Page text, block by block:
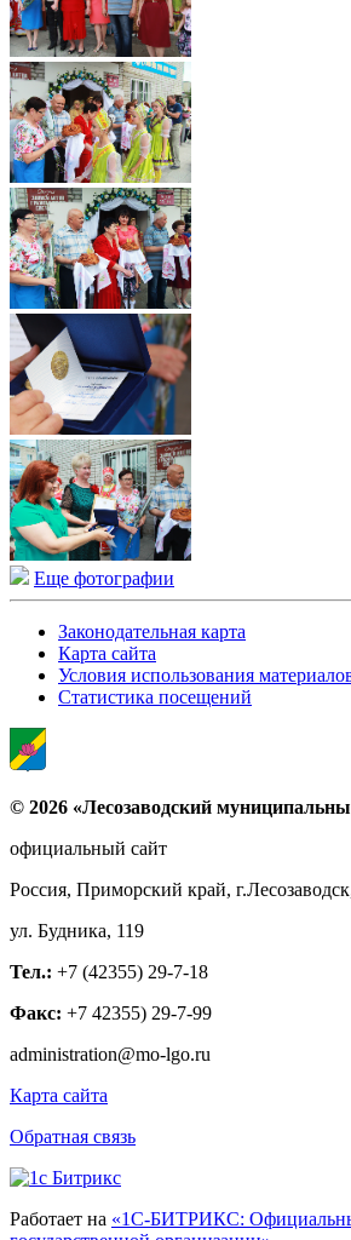
Еще фотографии
Законодательная карта
Карта сайта
Условия использования
Статистика посещений
© 2026 «Лесозаводский
официальный сайт
Россия, Приморский край,
ул. Будника, 119
Тел.: +7 (42355) 29-7-18
Факс: +7 42355) 29-7-99
administration@mo-lgo.ru
Карта сайта
Обратная связь
Работает на «1С-БИТРИКС: